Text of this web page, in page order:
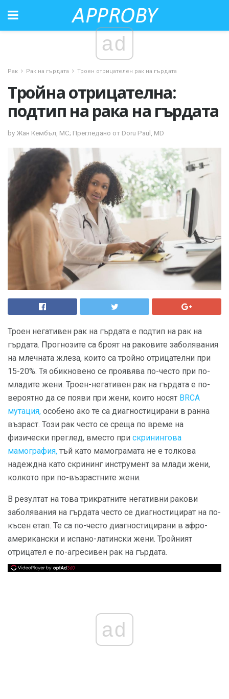
ad
Рак Рак на гърдата Троен отрицателен рак на гърдата
Тройна отрицателна:
подтип на рака на гърдата
by Жан Кембъл, МС; Прегледано от Doru Paul, MD
Троен негативен рак на гърдата е подтип на рак на
гърдата. Прогнозите са броят на раковите заболявания
на млечната жлеза, които са тройно отрицателни при
15-20%. Тя обикновено се проявява по-често при по-
младите жени. Троен-негативен рак на гърдата е по-
вероятно да се появи при жени, които носят BRCA
мутация, особено ако те са диагностицирани в ранна
възраст. Този рак често се среща по време на
физически преглед, вместо при скринингова
мамография, тъй като мамограмата не е толкова
надеждна като скрининг инструмент за млади жени,
колкото при по-възрастните жени.
В резултат на това трикратните негативни ракови
заболявания на гърдата често се диагностицират на по-
късен етап. Те са по-често диагностицирани в афро-
американски и испано-латински жени. Тройният
отрицател е по-агресивен рак на гърдата.
ad